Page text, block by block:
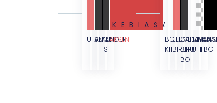
UTAMA
SEKUNDER
TEKS
ISI
AKSEN
KEBIASAAN
BG
KIT
ELEMEN
BIRU
CAHAYA
BIRU
BG
ELEMEN
PUTIHBG